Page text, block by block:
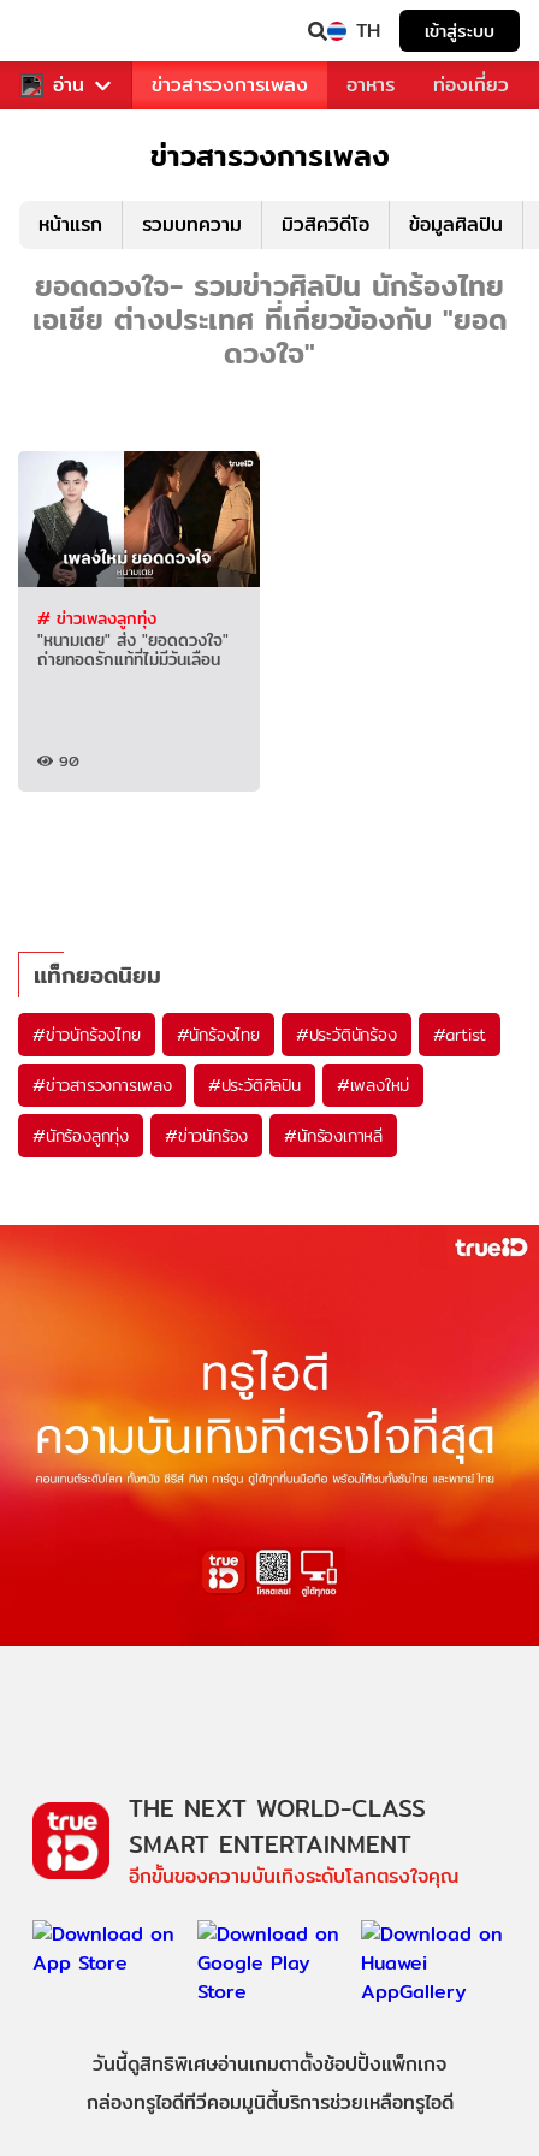
TH เข้าสู่ระบบ
อ่าน
ข่าวบันเทิง ข่าวสารวงการเพลง อาหาร ท่องเที่ยว
ข่าวสารวงการเพลง
หน้าแรก รวมบทความ มิวสิควิดีโอ ข้อมูลศิลปิน
ยอดดวงใจ- รวมข่าวศิลปิน นักร้องไทย
เอเชีย ต่างประเทศ ที่เกี่ยวข้องกับ "ยอด
ดวงใจ"
# ข่าวเพลงลูกทุ่ง
"หนามเตย" ส่ง "ยอดดวงใจ"
ถ่ายทอดรักแท้ที่ไม่มีวันเลือน
90
แท็กยอดนิยม
#ข่าวนักร้องไทย #นักร้องไทย #ประวัตินักร้อง #artist
#ข่าวสารวงการเพลง #ประวัติศิลปิน #เพลงใหม่
#นักร้องลูกทุ่ง #ข่าวนักร้อง #นักร้องเกาหลี
THE NEXT WORLD-CLASS
SMART ENTERTAINMENT
อีกขั้นของความบันเทิงระดับโลกตรงใจคุณ
วันนี้ดูสิทธิพิเศษอ่านเกมตาตั้งช้อปปิ้งแพ็กเกจ
กล่องทรูไอดีทีวีคอมมูนิตี้บริการช่วยเหลือทรูไอดี